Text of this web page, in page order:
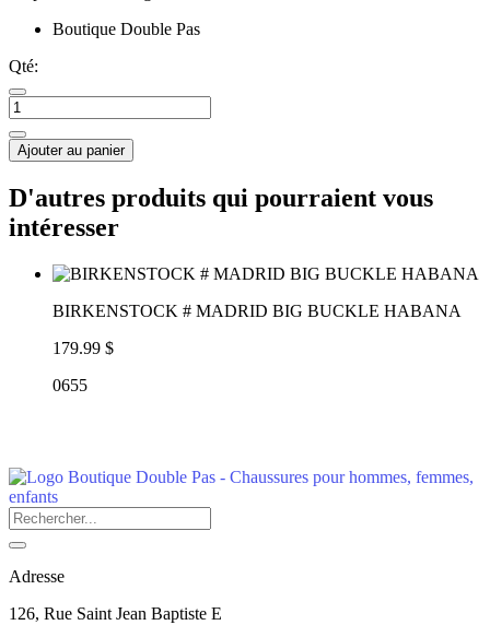
Boutique Double Pas
Qté:
Ajouter au panier
D'autres produits qui pourraient vous
intéresser
BIRKENSTOCK # MADRID BIG BUCKLE HABANA
179.99 $
0655
Adresse
126, Rue Saint Jean Baptiste E